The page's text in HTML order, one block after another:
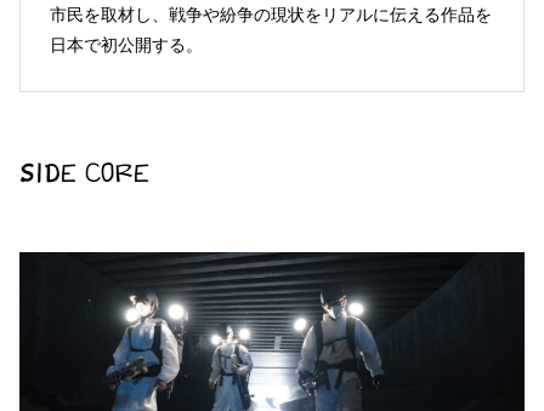
市民を取材し、戦争や紛争の現状をリアルに伝える作品を
日本で初公開する。
SIDE CORE